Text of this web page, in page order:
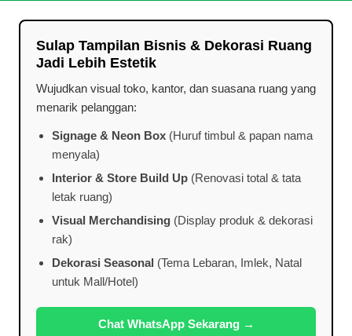
Sulap Tampilan Bisnis & Dekorasi Ruang
Jadi Lebih Estetik
Wujudkan visual toko, kantor, dan suasana ruang yang
menarik pelanggan:
Signage & Neon Box (Huruf timbul & papan nama
menyala)
Interior & Store Build Up (Renovasi total & tata
letak ruang)
Visual Merchandising (Display produk & dekorasi
rak)
Dekorasi Seasonal (Tema Lebaran, Imlek, Natal
untuk Mall/Hotel)
Chat WhatsApp Sekarang →